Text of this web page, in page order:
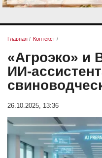
Главная / Контекст /
«Агроэко» и
26.10.2025, 13:36